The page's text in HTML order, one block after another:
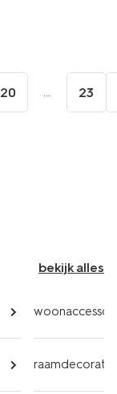
20 ... 23
bekijk alles
raamdecoratie